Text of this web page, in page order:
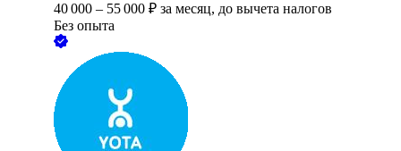
40 000 – 55 000 ₽ за месяц, до вычета налогов
Без опыта